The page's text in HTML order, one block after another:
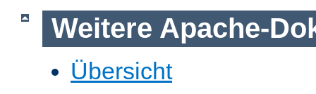
Weitere Apache-
Übersicht